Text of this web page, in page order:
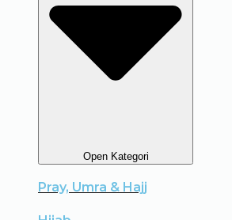
Open Kategori
Pray, Umra & Hajj